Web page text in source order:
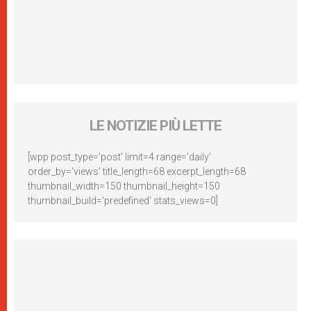
LE NOTIZIE PIÙ LETTE
[wpp post_type='post' limit=4 range='daily'
order_by='views' title_length=68 excerpt_length=68
thumbnail_width=150 thumbnail_height=150
thumbnail_build='predefined' stats_views=0]